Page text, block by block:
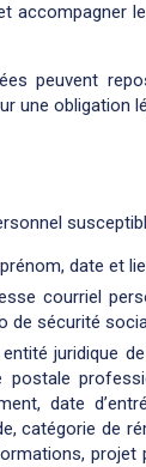
accompagner
peuvent
une
date et
courriel
de sécurité
juridique
postale
date
catégorie de
projet